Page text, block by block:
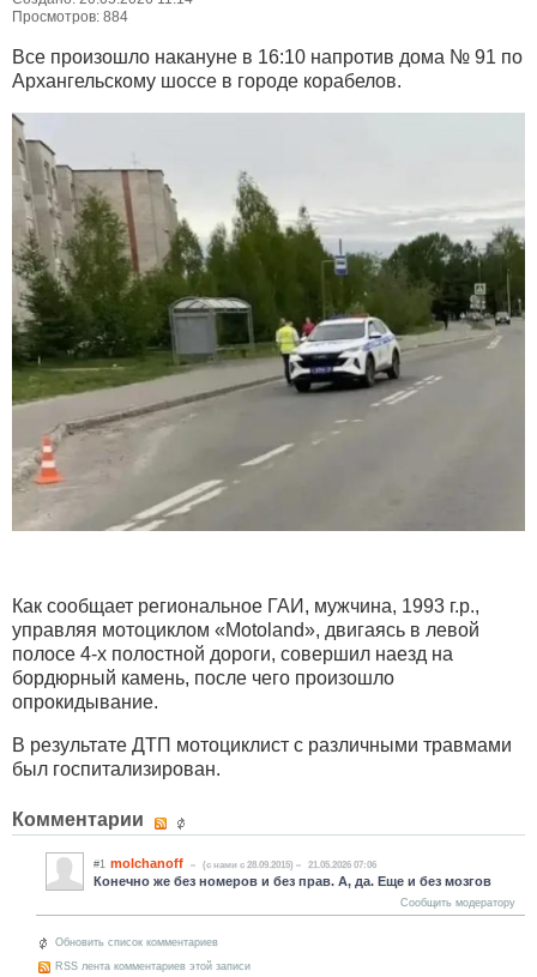
Просмотров: 884
Все произошло накануне в 16:10 напротив дома № 91 по
Архангельскому шоссе в городе корабелов.
Как сообщает региональное ГАИ, мужчина, 1993 г.р.,
управляя мотоциклом «Motoland», двигаясь в левой
полосе 4-х полостной дороги, совершил наезд на
бордюрный камень, после чего произошло
опрокидывание.
В результате ДТП мотоциклист с различными травмами
был госпитализирован.
Комментарии
#1 molchanoff (c нами с 28.09.2015) 21.05.2026 07:06
Конечно же без номеров и без прав. А, да. Еще и без мозгов
Сообщить модератору
Обновить список комментариев
RSS лента комментариев этой записи